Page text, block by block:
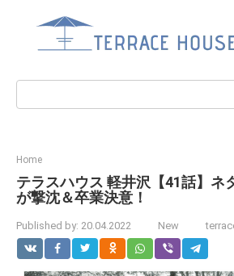
Search:
Home
テラスハウス 軽井沢【41話】ネ
が撃沈＆卒業決意！
Published by: 20.04.2022 New